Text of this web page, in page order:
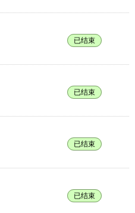
已结束
已结束
已结束
已结束